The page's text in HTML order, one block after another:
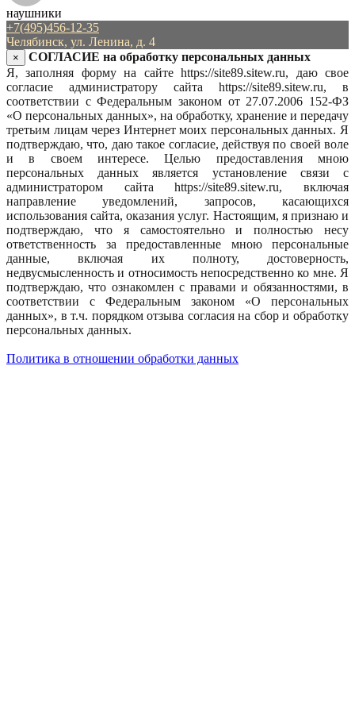
наушники
+7(495)456-12-35
Челябинск, ул. Ленина, д. 4
×
СОГЛАСИЕ на обработку персональных данных
Я, заполняя форму на сайте https://site89.sitew.ru, даю свое
согласие администратору сайта https://site89.sitew.ru, в
соответствии с Федеральным законом от 27.07.2006 152-ФЗ
«О персональных данных», на обработку, хранение и передачу
третьим лицам через Интернет моих персональных данных. Я
подтверждаю, что, даю такое согласие, действуя по своей воле
и в своем интересе. Целью предоставления мною
персональных данных является установление связи с
администратором сайта https://site89.sitew.ru, включая
направление уведомлений, запросов, касающихся
использования сайта, оказания услуг. Настоящим, я признаю и
подтверждаю, что я самостоятельно и полностью несу
ответственность за предоставленные мною персональные
данные, включая их полноту, достоверность,
недвусмысленность и относимость непосредственно ко мне. Я
подтверждаю, что ознакомлен с правами и обязанностями, в
соответствии с Федеральным законом «О персональных
данных», в т.ч. порядком отзыва согласия на сбор и обработку
персональных данных.
Политика в отношении обработки данных